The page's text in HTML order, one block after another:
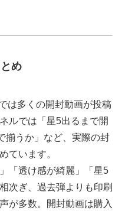
め
は多くの開封動画が投稿
ルでは「星5出るまで開
揃うか」など、実際の封
ています。
「透け感が綺麗」「星5
次ぎ、過去弾よりも印刷
が多数。開封動画は購入